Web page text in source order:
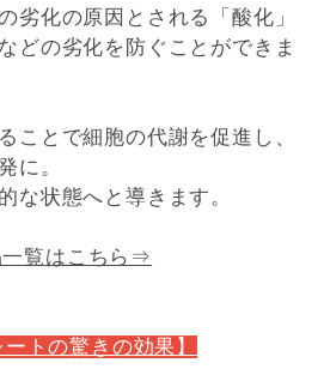
劣化の原因とされる「酸化」
どの劣化を防ぐことができま
ことで細胞の代謝を促進し、
に。
な状態へと導きます。
一覧はこちら⇒
トの驚きの効果】